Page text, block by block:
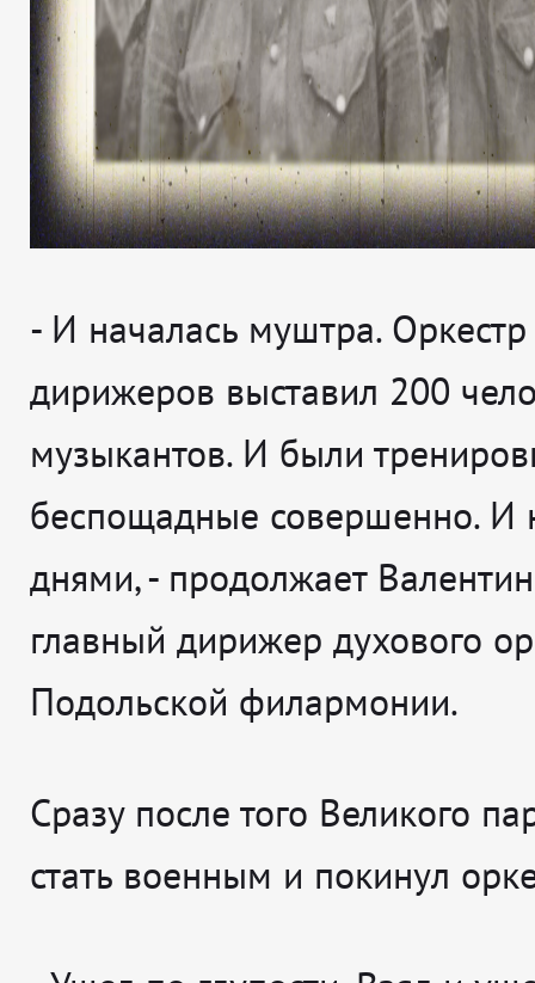
- И началась муштра.
дирижеров выставил 200
музыкантов. И были
беспощадные совершенно. И
днями, - продолжает
главный дирижер духового
Подольской филармонии.
Сразу после того Великого
стать военным и покинул